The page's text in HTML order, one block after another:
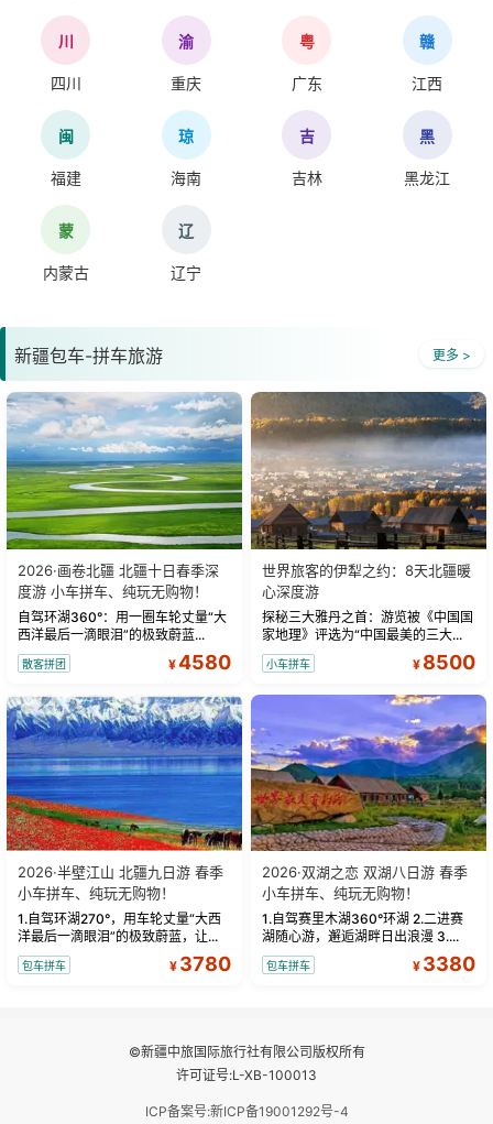
川
四川
渝
重庆
粤
广东
赣
江西
闽
福建
琼
海南
吉
吉林
黑
黑龙江
蒙
内蒙古
辽
辽宁
新疆包车-拼车旅游 更多 >
2026·画卷北疆 北疆十日春季深
度游 小车拼车、纯玩无购物！
自驾环湖360°：用一圈车轮丈量“大
西洋最后一滴眼泪”的极致蔚蓝...
散客拼团 ¥4580
世界旅客的伊犁之约：8天北疆暖
心深度游
探秘三大雅丹之首：游览被《中国国
家地理》评选为“中国最美的三大...
小车拼车 ¥ 8500
2026·半壁江山 北疆九日游 春季
小车拼车、纯玩无购物！
1.自驾环湖270°，用车轮丈量“大西
洋最后一滴眼泪”的极致蔚蓝，让...
包车拼车 ¥ 3780
2026·双湖之恋 双湖八日游 春季
小车拼车、纯玩无购物！
1.自驾赛里木湖360°环湖 2.二进赛
湖随心游，邂逅湖畔日出浪漫 3....
包车拼车 ¥ 3380
©新疆中旅国际旅行社有限公司版权所有
许可证号:L-XB-100013
ICP备案号:新ICP备19001292号-4